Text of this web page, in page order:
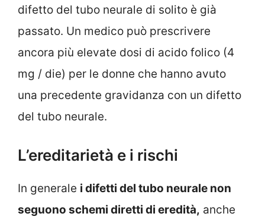
difetto del tubo neurale di solito è già
passato. Un medico può prescrivere
ancora più elevate dosi di acido folico (4
mg / die) per le donne che hanno avuto
una precedente gravidanza con un difetto
del tubo neurale.
L’ereditarietà e i rischi
In generale i difetti del tubo neurale non
seguono schemi diretti di eredità, anche